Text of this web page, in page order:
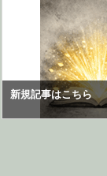
新規記事はこちら